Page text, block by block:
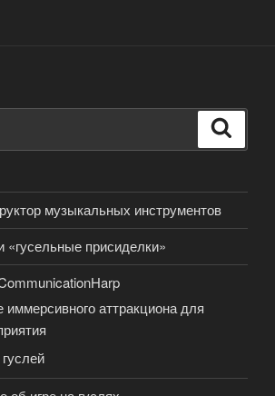
музыкальных инструментов
присиделки»
аттракциона для